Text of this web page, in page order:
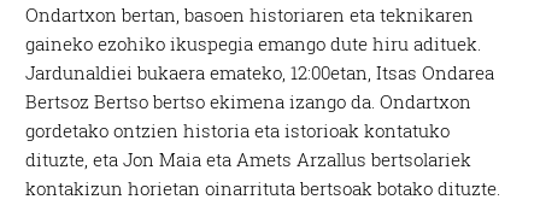
Ondartxon bertan, basoen historiaren eta teknikaren
gaineko ezohiko ikuspegia emango dute hiru adituek.
Jardunaldiei bukaera emateko, 12:00etan, Itsas Ondarea
Bertsoz Bertso bertso ekimena izango da. Ondartxon
gordetako ontzien historia eta istorioak kontatuko
dituzte, eta Jon Maia eta Amets Arzallus bertsolariek
kontakizun horietan oinarrituta bertsoak botako dituzte.